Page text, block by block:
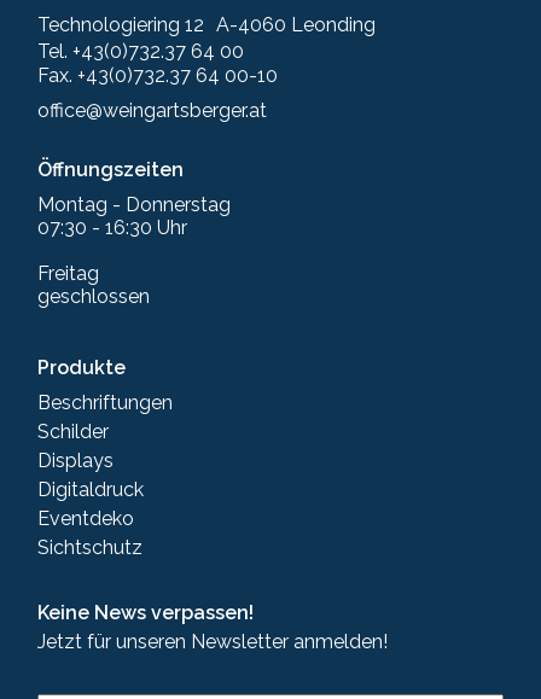
Technologiering 12 A-4060 Leonding
Tel. +43(0)732.37 64 00
Fax. +43(0)732.37 64 00-10
office@weingartsberger.at
Öffnungszeiten
Montag - Donnerstag
07:30 - 16:30 Uhr
Freitag
geschlossen
Produkte
Beschriftungen
Schilder
Displays
Digitaldruck
Eventdeko
Sichtschutz
Keine News verpassen!
Jetzt für unseren Newsletter anmelden!